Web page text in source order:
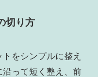
切り方
をシンプルに整え
って短く整え、前